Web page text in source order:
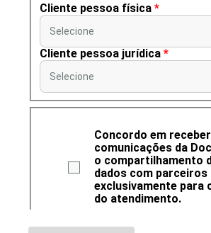
Cliente pessoa física *
Selecione
Cliente pessoa jurídica *
Selecione
Concordo em receber
comunicações da
o compartilhamento
dados com parceiros
exclusivamente para
do atendimento.